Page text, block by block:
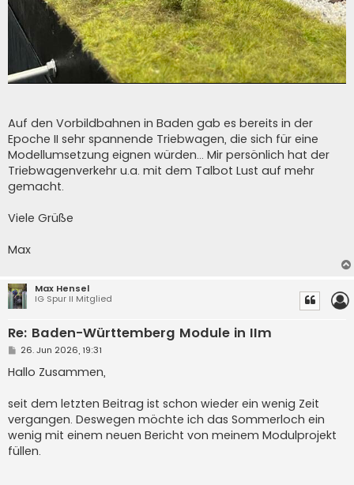
Auf den Vorbildbahnen in Baden gab es bereits in der
Epoche II sehr spannende Triebwagen, die sich für eine
Modellumsetzung eignen würden... Mir persönlich hat der
Triebwagenverkehr u.a. mit dem Talbot Lust auf mehr
gemacht.
Viele Grüße
Max
Max Hensel
IG Spur II Mitglied
Re: Baden-Württemberg Module in IIm
B
i
t
a
g
26. Jun 2026, 19:31
Hallo Zusammen,
seit dem letzten Beitrag ist schon wieder ein wenig Zeit
vergangen. Deswegen möchte ich das Sommerloch ein
wenig mit einem neuen Bericht von meinem Modulprojekt
füllen.